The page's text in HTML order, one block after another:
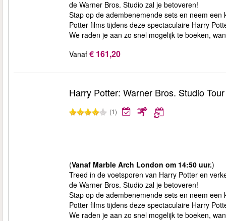
de Warner Bros. Studio zal je betoveren!
Stap op de adembenemende sets en neem
Potter films tijdens deze spectaculaire Harry
We raden je aan zo snel mogelijk te boeken,
Vanaf € 161,20
Harry Potter: Warner Bros. Studio
(1)
(Vanaf Marble Arch London om 14:50 uur.)
Treed in de voetsporen van Harry Potter en
de Warner Bros. Studio zal je betoveren!
Stap op de adembenemende sets en neem
Potter films tijdens deze spectaculaire Harry
We raden je aan zo snel mogelijk te boeken,